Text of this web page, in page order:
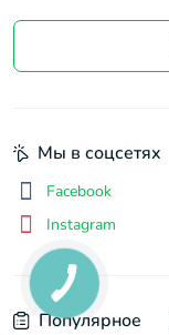
Популярное
Мы в соцсетях
Facebook
Instagram